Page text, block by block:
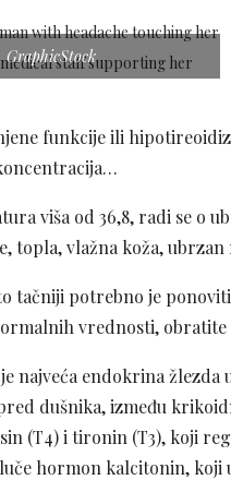
GraphicStock
funkcije ili
viša od 36,8, radi se o
topla, vlažna koža, ubrzan
tačniji potrebno je
vrednosti, obratite
najveća endokrina
dušnika, između
(T4) i tironin (T3), koji
hormon kalcitonin, koji